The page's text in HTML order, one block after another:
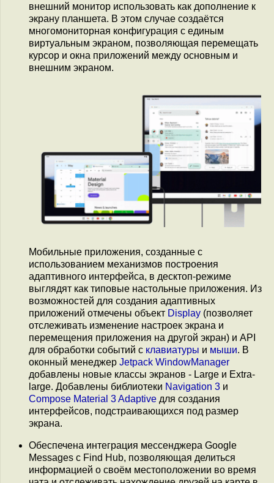
внешний монитор использовать как дополнение к
экрану планшета. В этом случае создаётся
многомониторная конфигурация с единым
виртуальным экраном, позволяющая перемещать
курсор и окна приложений между основным и
внешним экраном.
Мобильные приложения, созданные с
использованием механизмов построения
адаптивного интерфейса, в десктоп-режиме
выглядят как типовые настольные приложения. Из
возможностей для создания адаптивных
приложений отмечены объект Display (позволяет
отслеживать изменение настроек экрана и
перемещения приложения на другой экран) и API
для обработки событий с клавиатуры и мыши. В
оконный менеджер Jetpack WindowManager
добавлены новые классы экранов - Large и Extra-
large. Добавлены библиотеки Navigation 3 и
Compose Material 3 Adaptive для создания
интерфейсов, подстраивающихся под размер
экрана.
Обеспечена интеграция мессенджера Google
Messages с Find Hub, позволяющая делиться
информацией о своём местоположении во время